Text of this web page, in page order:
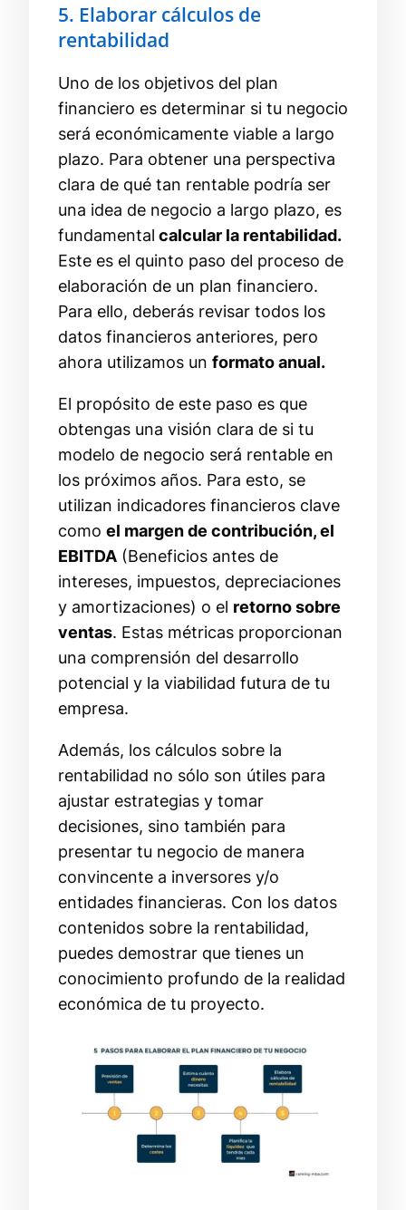
5. Elaborar cálculos de
rentabilidad
Uno de los objetivos del plan
financiero es determinar si tu negocio
será económicamente viable a largo
plazo. Para obtener una perspectiva
clara de qué tan rentable podría ser
una idea de negocio a largo plazo, es
fundamental calcular la rentabilidad.
Este es el quinto paso del proceso de
elaboración de un plan financiero.
Para ello, deberás revisar todos los
datos financieros anteriores, pero
ahora utilizamos un formato anual.
El propósito de este paso es que
obtengas una visión clara de si tu
modelo de negocio será rentable en
los próximos años. Para esto, se
utilizan indicadores financieros clave
como el margen de contribución, el
EBITDA (Beneficios antes de
intereses, impuestos, depreciaciones
y amortizaciones) o el retorno sobre
ventas. Estas métricas proporcionan
una comprensión del desarrollo
potencial y la viabilidad futura de tu
empresa.
Además, los cálculos sobre la
rentabilidad no sólo son útiles para
ajustar estrategias y tomar
decisiones, sino también para
presentar tu negocio de manera
convincente a inversores y/o
entidades financieras. Con los datos
contenidos sobre la rentabilidad,
puedes demostrar que tienes un
conocimiento profundo de la realidad
económica de tu proyecto.